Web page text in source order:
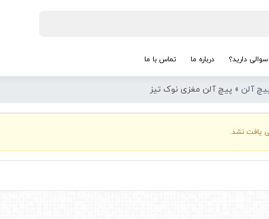
سوالی دارید؟ درباره ما تماس با ما
آلن» پیچ آلن مغزی نوک تیز
یافت نشد.